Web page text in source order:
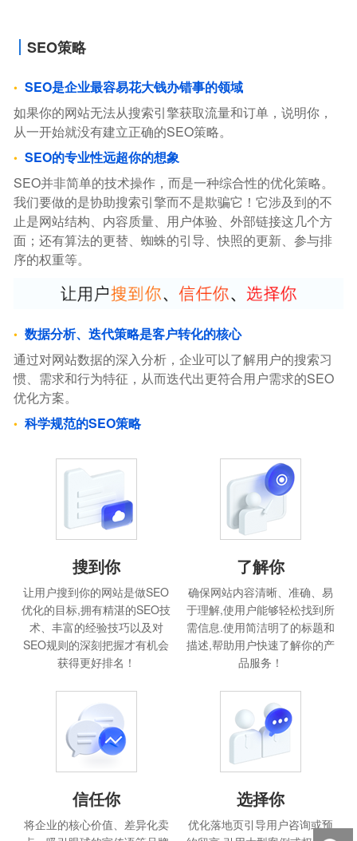
SEO策略
SEO是企业最容易花大钱办错事的领域
如果你的网站无法从搜索引擎获取流量和订单，说明你，
从一开始就没有建立正确的SEO策略。
SEO的专业性远超你的想象
SEO并非简单的技术操作，而是一种综合性的优化策略。
我们要做的是协助搜索引擎而不是欺骗它！它涉及到的不
止是网站结构、内容质量、用户体验、外部链接这几个方
面；还有算法的更替、蜘蛛的引导、快照的更新、参与排
序的权重等。
数据分析、迭代策略是客户转化的核心
通过对网站数据的深入分析，企业可以了解用户的搜索习
惯、需求和行为特征，从而迭代出更符合用户需求的SEO
优化方案。
科学规范的SEO策略
搜到你
让用户搜到你的网站是做SEO
优化的目标,拥有精湛的SEO技
术、丰富的经验技巧以及对
SEO规则的深刻把握才有机会
获得更好排名！
了解你
确保网站内容清晰、准确、易
于理解,使用户能够轻松找到所
需信息.使用简洁明了的标题和
描述,帮助用户快速了解你的产
品服务！
信任你
将企业的核心价值、差异化卖
选择你
优化落地页引导用户咨询或预